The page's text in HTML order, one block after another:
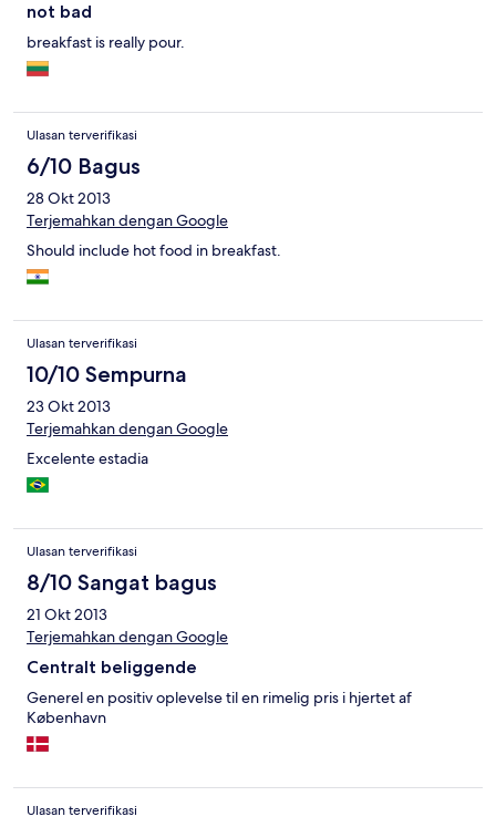
not bad
breakfast is really pour.
Ulasan terverifikasi
6/10 Bagus
28 Okt 2013
Terjemahkan dengan Google
Should include hot food in breakfast.
Ulasan terverifikasi
10/10 Sempurna
23 Okt 2013
Terjemahkan dengan Google
Excelente estadia
Ulasan terverifikasi
8/10 Sangat bagus
21 Okt 2013
Terjemahkan dengan Google
Centralt beliggende
Generel en positiv oplevelse til en rimelig pris i hjertet af
København
Ulasan terverifikasi